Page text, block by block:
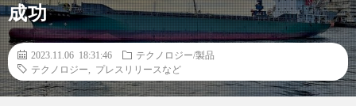
成功
2023.11.06 18:31:46
テクノロジー/製品
テクノロジー
プレスリリースなど